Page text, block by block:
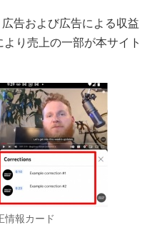
告および広告による収益
り売上の一部が本サイト
情報カード